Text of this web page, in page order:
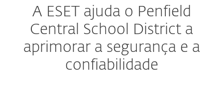
A ESET ajuda o Penfield
Central School District a
aprimorar a segurança e a
confiabilidade